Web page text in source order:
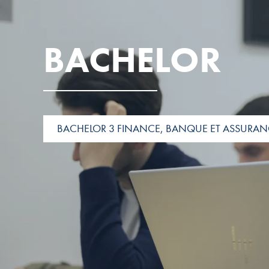
BACHELOR
BACHELOR 3 FINANCE, BANQUE ET